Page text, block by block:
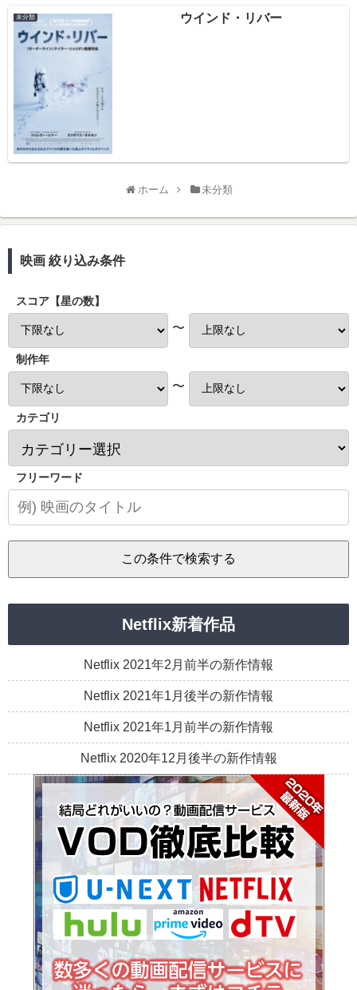
未分類 ウインド・リバー
ホーム 未分類
映画 絞り込み条件
スコア【星の数】
〜
制作年
〜
カテゴリ
フリーワード
Netflix新着作品
Netflix 2021年2月前半の新作情報
Netflix 2021年1月後半の新作情報
Netflix 2021年1月前半の新作情報
Netflix 2020年12月後半の新作情報